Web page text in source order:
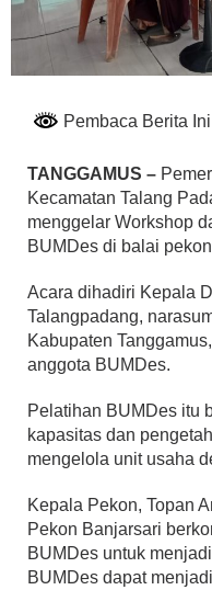
Pembaca Berita
TANGGAMUS –
Kecamatan Talang
menggelar Workshop
BUMDes di balai
Acara dihadiri Kepala
Talangpadang,
Kabupaten
anggota BUMDes.
Pelatihan BUMDes itu
kapasitas dan
mengelola unit usaha
Kepala Pekon, Topan
Pekon Banjarsari
BUMDes untuk
BUMDes dapat